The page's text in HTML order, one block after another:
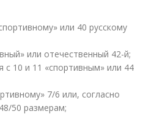
или 40 русскому
или отечественный 42-й;
с 10 и 11 «спортивным» или 44
7/6 или, согласно
50 размерам;